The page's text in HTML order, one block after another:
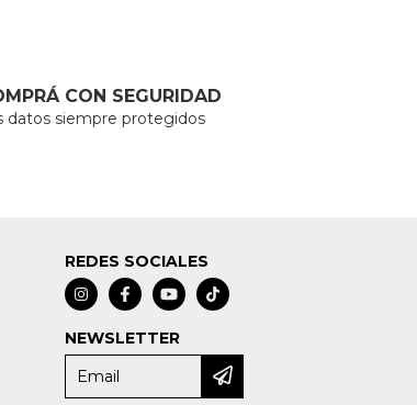
CON SEGURIDAD
datos siempre protegidos
REDES SOCIALES
NEWSLETTER